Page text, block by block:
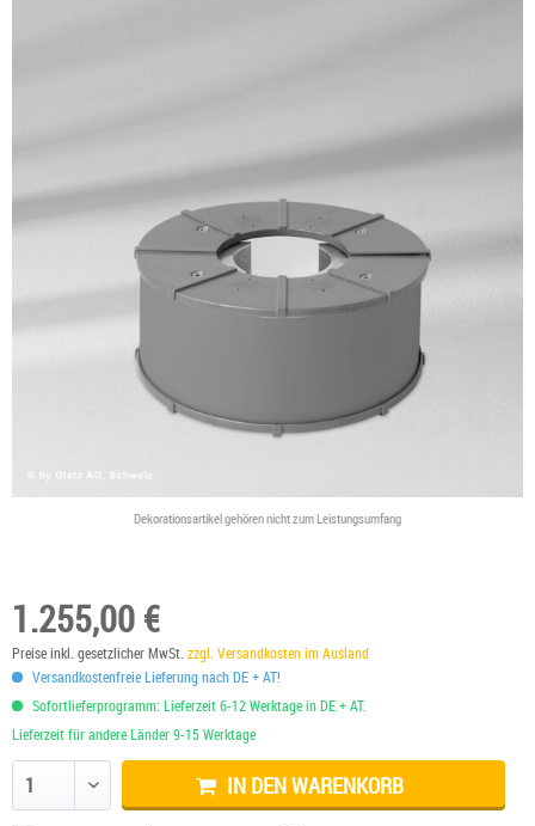
Dekorationsartikel gehören nicht zum Leistungsumfang
1.255,00 €
Preise inkl. gesetzlicher MwSt. zzgl. Versandkosten im Ausland
Versandkostenfreie Lieferung nach DE + AT!
Sofortlieferprogramm: Lieferzeit 6-12 Werktage in DE + AT.
Lieferzeit für andere Länder 9-15 Werktage
IN DEN WARENKORB